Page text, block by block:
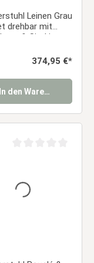
Leinen Grau
drehbar mit
& Sitzkissen
im
Landhausstil
Regulärer Preis:
374,95 €*
In den Warenkorb